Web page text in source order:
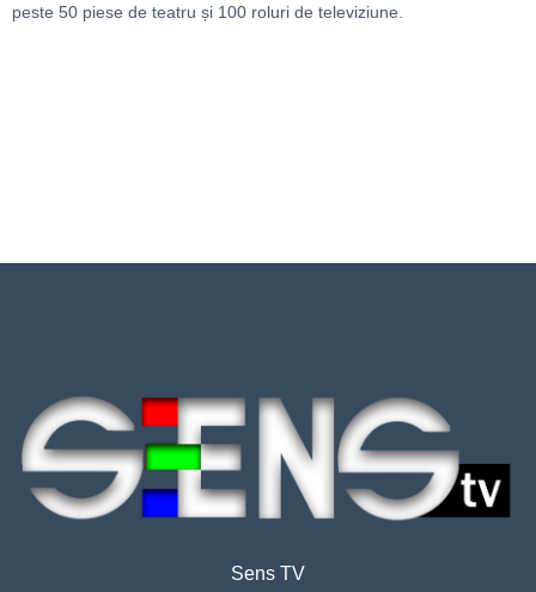
peste 50 piese de teatru și 100 roluri de televiziune.
Sens TV